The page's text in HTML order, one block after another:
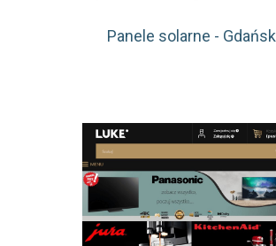
Panele solarne - Gdańsk